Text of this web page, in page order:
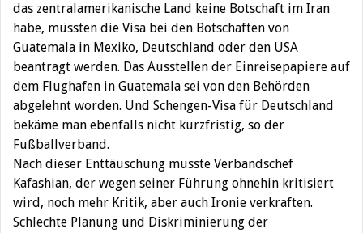
das zentralamerikanische Land keine Botschaft im Iran
habe, müssten die Visa bei den Botschaften von
Guatemala in Mexiko, Deutschland oder den USA
beantragt werden. Das Ausstellen der Einreisepapiere auf
dem Flughafen in Guatemala sei von den Behörden
abgelehnt worden. Und Schengen-Visa für Deutschland
bekäme man ebenfalls nicht kurzfristig, so der
Fußballverband.
Nach dieser Enttäuschung musste Verbandschef
Kafashian, der wegen seiner Führung ohnehin kritisiert
wird, noch mehr Kritik, aber auch Ironie verkraften.
Schlechte Planung und Diskriminierung der